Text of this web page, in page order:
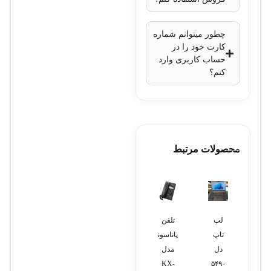
چطور میتوانم شماره
کارت خود را در
حساب کاربری وارد
کنم؟
محصولات مرتبط
لپ
تاپ
دل
۵۴۹۰
تلفن
پاناسونیک
مدل
KX-